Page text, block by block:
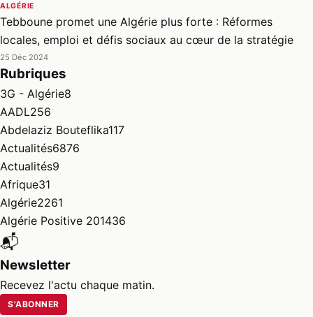
ALGÉRIE
Tebboune promet une Algérie plus forte : Réformes
locales, emploi et défis sociaux au cœur de la stratégie
25 Déc 2024
Rubriques
3G - Algérie8
AADL256
Abdelaziz Bouteflika117
Actualités6876
Actualités9
Afrique31
Algérie2261
Algérie Positive 201436
📬
Newsletter
Recevez l'actu chaque matin.
S'ABONNER